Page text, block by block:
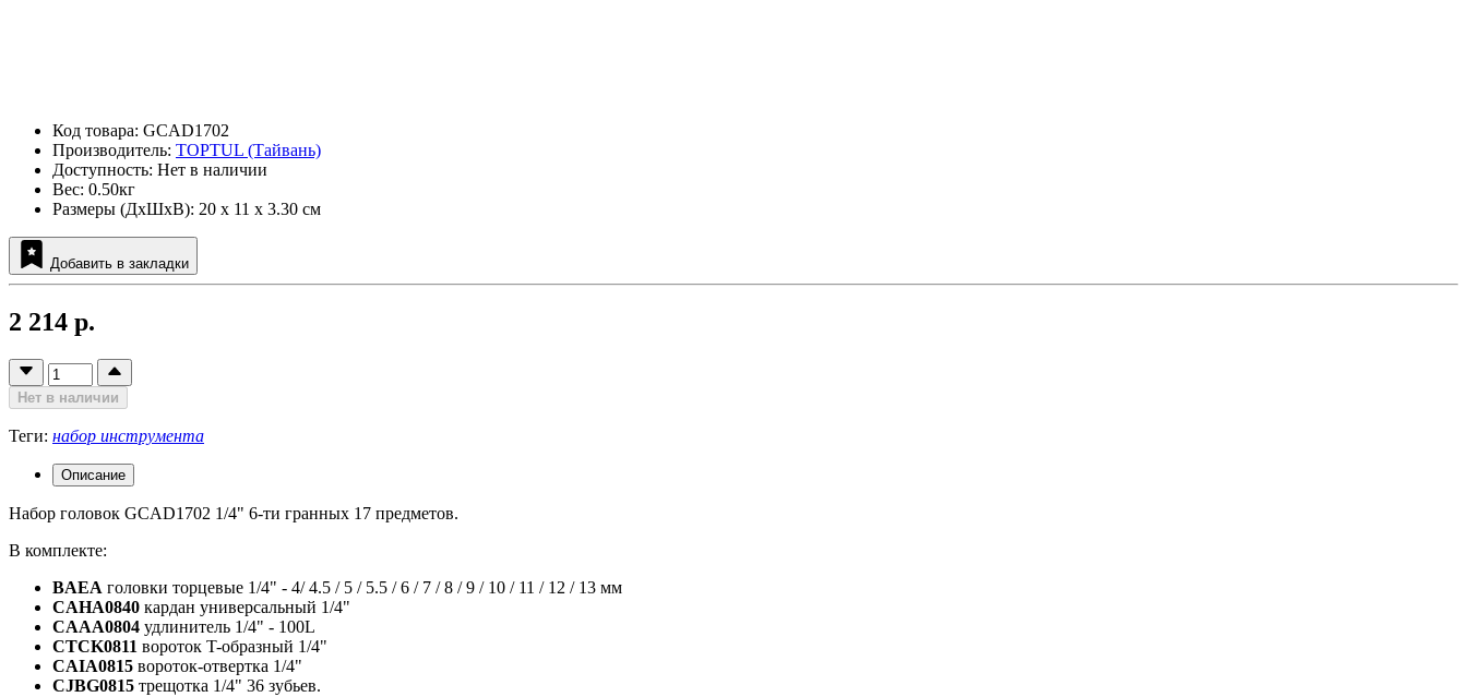
Код товара: GCAD1702
Производитель: TOPTUL (Тайвань)
Доступность: Нет в наличии
Вес: 0.50кг
Размеры (ДxШxВ): 20 x 11 x 3.30 см
Добавить в закладки
2 214 р.
Нет в наличии
Теги: набор инструмента
Описание
Набор головок GCAD1702 1/4" 6-ти гранных 17 предметов.
В комплекте:
BAEA головки торцевые 1/4" - 4/ 4.5 / 5 / 5.5 / 6 / 7 / 8 / 9 / 10 / 11 / 12 / 13 мм
CAHA0840 кардан универсальный 1/4"
CAAA0804 удлинитель 1/4" - 100L
CTCK0811 вороток T-образный 1/4"
CAIA0815 вороток-отвертка 1/4"
CJBG0815 трещотка 1/4" 36 зубьев.